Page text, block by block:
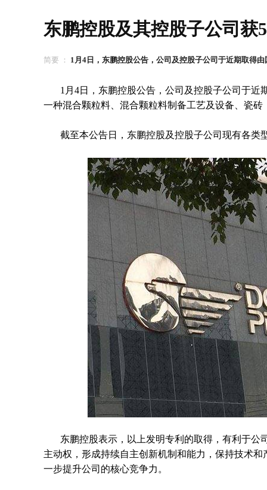
东鹏控股及其控股子公司获
简要 ： 1月4日，东鹏控股公告，公司及控股子公司于近期取得由
1月4日，东鹏控股公告，公司及控股子公司于
一种混合颗粒料、混合颗粒料制备工艺及设备、瓷
截至本公告日，东鹏控股及控股子公司现有各类
东鹏控股表示，以上发明专利的取得，有利于
主动权，形成持续自主创新机制和能力，保持技术
一步提升公司的核心竞争力。